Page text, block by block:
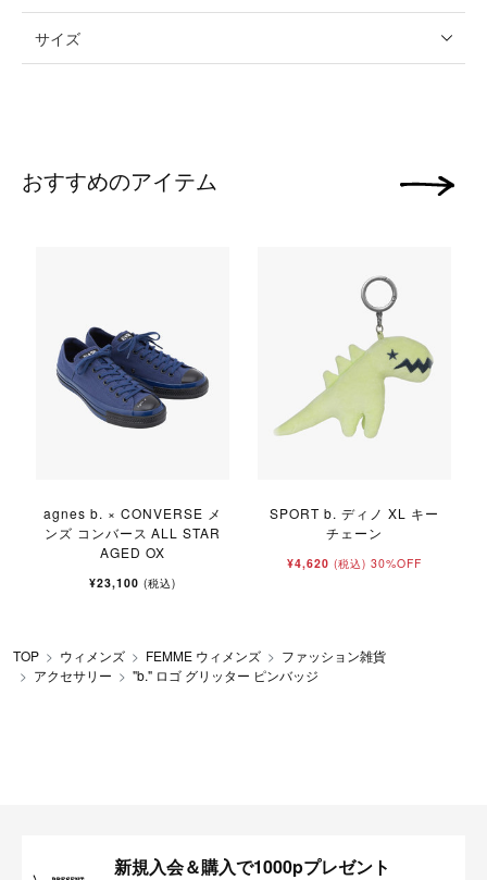
サイズ
おすすめのアイテム
agnes b. × CONVERSE メ
ンズ コンバース ALL STAR
AGED OX
¥23,100 (税込)
SPORT b. ディノ XL キー
チェーン
¥4,620 (税込) 30%OFF
次の画像
TOP ウィメンズ FEMME ウィメンズ
ファッション雑貨
アクセサリー
"b." ロゴ グリッター ピンバッジ
新規入会＆購入で1000pプレゼント